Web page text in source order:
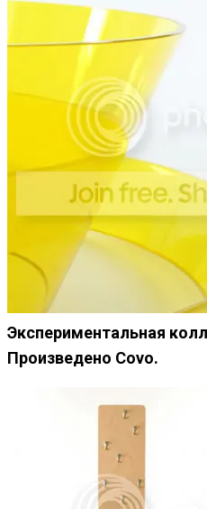
Экспериментальная
Произведено Covo.